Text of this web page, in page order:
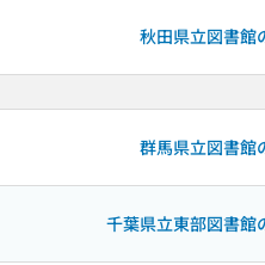
秋田県立図書館
群馬県立図書館
千葉県立東部図書館